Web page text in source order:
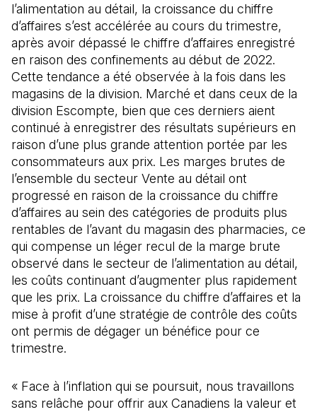
l’alimentation au détail, la croissance du chiffre
d’affaires s’est accélérée au cours du trimestre,
après avoir dépassé le chiffre d’affaires enregistré
en raison des confinements au début de 2022.
Cette tendance a été observée à la fois dans les
magasins de la division. Marché et dans ceux de la
division Escompte, bien que ces derniers aient
continué à enregistrer des résultats supérieurs en
raison d’une plus grande attention portée par les
consommateurs aux prix. Les marges brutes de
l’ensemble du secteur Vente au détail ont
progressé en raison de la croissance du chiffre
d’affaires au sein des catégories de produits plus
rentables de l’avant du magasin des pharmacies, ce
qui compense un léger recul de la marge brute
observé dans le secteur de l’alimentation au détail,
les coûts continuant d’augmenter plus rapidement
que les prix. La croissance du chiffre d’affaires et la
mise à profit d’une stratégie de contrôle des coûts
ont permis de dégager un bénéfice pour ce
trimestre.
« Face à l’inflation qui se poursuit, nous travaillons
sans relâche pour offrir aux Canadiens la valeur et